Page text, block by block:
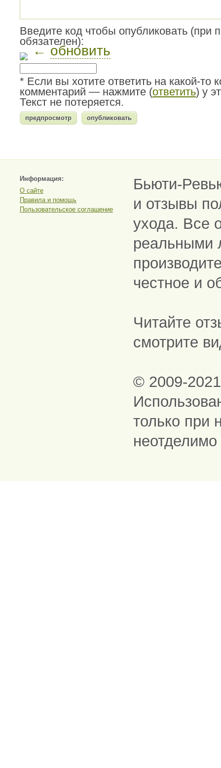
Введите код чтобы опубликовать (при
обязателен):
← обновить
* Если вы хотите ответить на какой-то
комментарий — нажмите (ответить) у
Текст не потеряется.
Информация:
О сайте
Правила и помощь
Пользовательское соглашение
Бьюти-
и отзывы
ухода. Все
реальными
честное и
Читайте
смотрите
© 2009-
только при